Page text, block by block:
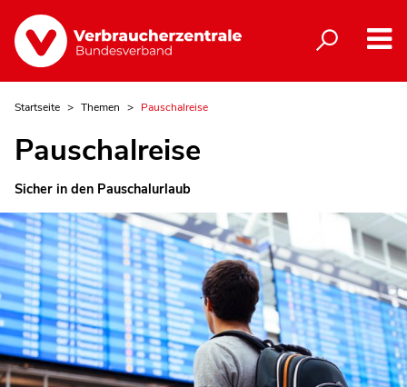
Startseite Themen Pauschalreise
Pauschalreise
Sicher in den Pauschalurlaub